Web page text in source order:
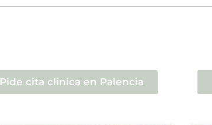
Pide cita clínica en Palencia